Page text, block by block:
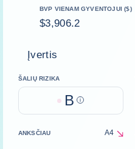
BVP VIENAM GYVENTOJUI ($)
$3,906.2
Įvertis
ŠALIŲ RIZIKA
B Help
ANKSČIAU A4
decrease